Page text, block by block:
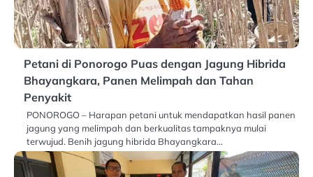
Petani di Ponorogo Puas dengan Jagung Hibrida
Bhayangkara, Panen Melimpah dan Tahan
Penyakit
PONOROGO – Harapan petani untuk mendapatkan hasil panen
jagung yang melimpah dan berkualitas tampaknya mulai
terwujud. Benih jagung hibrida Bhayangkara…